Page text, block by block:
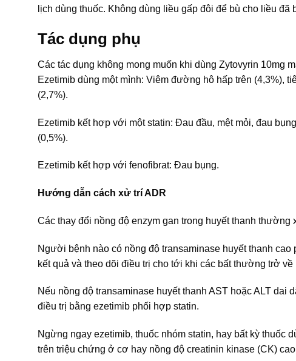
lịch dùng thuốc. Không dùng liều gấp đôi để bù cho liều
Tác dụng phụ
Các tác dụng không mong muốn khi dùng Zytovyrin 10mg
Ezetimib dùng một mình: Viêm đường hô hấp trên (4,3%),
(2,7%).
Ezetimib kết hợp với một statin: Đau đầu, mệt mỏi, đau
(0,5%).
Ezetimib kết hợp với fenofibrat: Đau bụng.
Hướng dẫn cách xử trí ADR
Các thay đổi nồng độ enzym gan trong huyết thanh
Người bệnh nào có nồng độ transaminase huyết thanh
kết quả và theo dõi điều trị cho tới khi các bất thường trở
Nếu nồng độ transaminase huyết thanh AST hoặc ALT
điều trị bằng ezetimib phối hợp statin.
Ngừng ngay ezetimib, thuốc nhóm statin, hay bất kỳ thuốc
trên triệu chứng ở cơ hay nồng độ creatinin kinase (CK)